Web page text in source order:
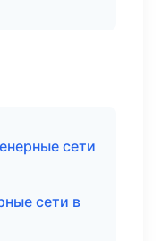
сети
сети в